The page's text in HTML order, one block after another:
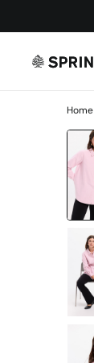
Home